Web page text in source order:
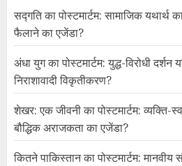
सद्गति का पोस्टमार्टम: सामाजिक यथार्थ
फैलाने का एजेंडा?
अंधा युग का पोस्टमार्टम: युद्ध-विरोधी
निराशावादी विकृतीकरण?
शेखर: एक जीवनी का पोस्टमार्टम: व्यक्ति-
बौद्धिक अराजकता का एजेंडा?
कितने पाकिस्तान का पोस्टमार्टम: